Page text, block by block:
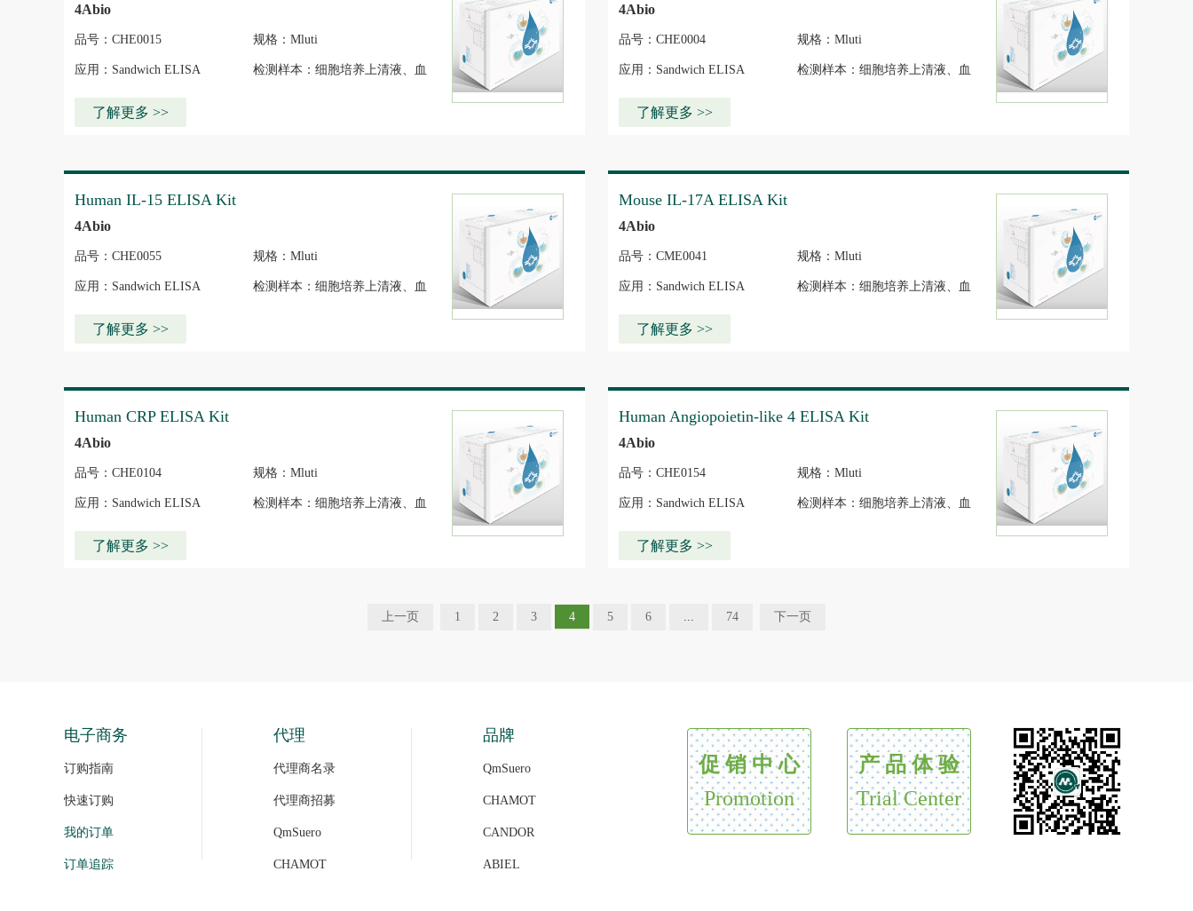
4Abio
品号：CHE0015 规格：Mluti
应用：Sandwich ELISA 检测样本：细胞培养上清液、血
了解更多 >>
4Abio
品号：CHE0004 规格：Mluti
应用：Sandwich ELISA 检测样本：细胞培养上清液、血
了解更多 >>
Human IL-15 ELISA Kit
4Abio
品号：CHE0055 规格：Mluti
应用：Sandwich ELISA 检测样本：细胞培养上清液、血
了解更多 >>
Mouse IL-17A ELISA Kit
4Abio
品号：CME0041 规格：Mluti
应用：Sandwich ELISA 检测样本：细胞培养上清液、血
了解更多 >>
Human CRP ELISA Kit
4Abio
品号：CHE0104 规格：Mluti
应用：Sandwich ELISA 检测样本：细胞培养上清液、血
了解更多 >>
Human Angiopoietin-like 4 ELISA Kit
4Abio
品号：CHE0154 规格：Mluti
应用：Sandwich ELISA 检测样本：细胞培养上清液、血
了解更多 >>
上一页 1 2 3 4 5 6 74 下一页
电子商务
订购指南
快速订购
我的订单
订单追踪
代理
代理商名录
代理商招募
QmSuero
CHAMOT
品牌
QmSuero
CHAMOT
CANDOR
ABIEL
促 销 中 心
Promotion
产 品 体 验
Trial Center